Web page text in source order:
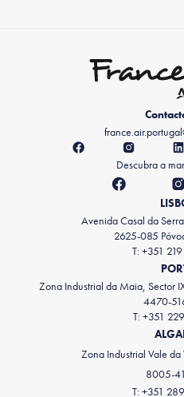
Descubra a
Avenida Casal da
2625-085
T: +351
Zona Industrial da Maia, Sector
4470-
T: +351
Zona Industrial Vale da
8005-
T: +351